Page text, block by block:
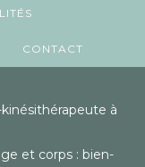
CONTACT
à
et corps : bien-